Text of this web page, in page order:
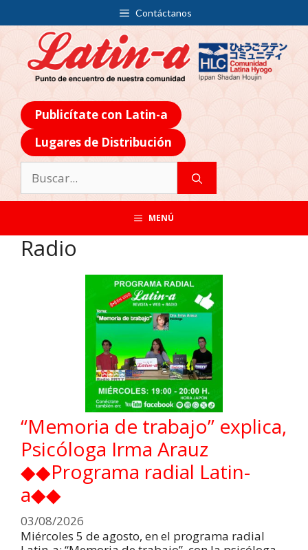
Contáctanos
Publicítate con Latin-a
Lugares de Distribución
MENÚ
Radio
“Memoria de trabajo” explica,
Psicóloga Irma Arauz
◆◆Programa radial Latin-
a◆◆
03/08/2026
Miércoles 5 de agosto, en el programa radial